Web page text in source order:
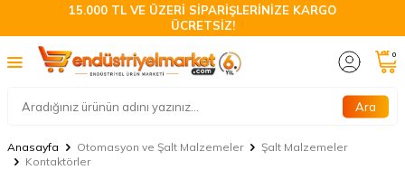
15.000 TL VE ÜZERİ SİPARİŞLERİNİZE KARGO
ÜCRETSİZ!
Ara
0
Anasayfa Otomasyon ve Şalt Malzemeler
Şalt Malzemeler
Kontaktörler